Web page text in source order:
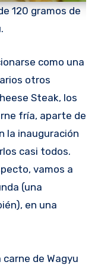
120 gramos de
como una
otros
Steak, los
fría, aparte de
la inauguración
casi todos.
vamos a
(una
en una
de Wagyu